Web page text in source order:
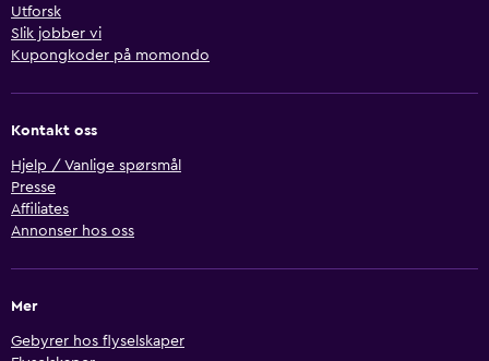
Utforsk
Slik jobber vi
Kupongkoder på momondo
Kontakt oss
Hjelp / Vanlige spørsmål
Presse
Affiliates
Annonser hos oss
Mer
Gebyrer hos flyselskaper